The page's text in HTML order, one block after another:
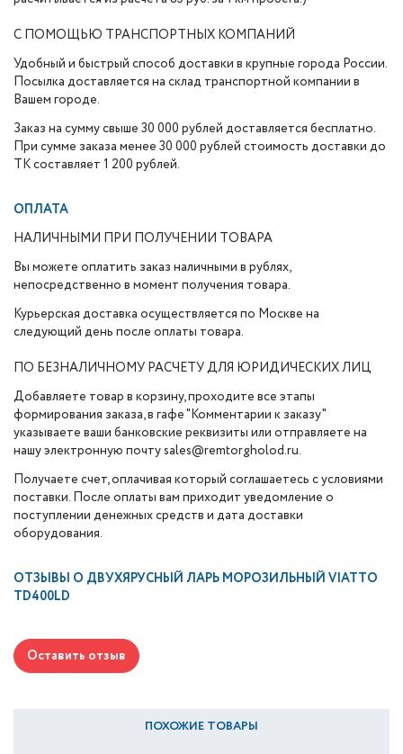
С ПОМОЩЬЮ ТРАНСПОРТНЫХ КОМПАНИЙ
Удобный и быстрый способ доставки в крупные города России.
Посылка доставляется на склад транспортной компании в
Вашем городе.
Заказ на сумму свыше 30 000 рублей доставляется бесплатно.
При сумме заказа менее 30 000 рублей стоимость доставки до
ТК составляет 1 200 рублей.
ОПЛАТА
НАЛИЧНЫМИ ПРИ ПОЛУЧЕНИИ ТОВАРА
Вы можете оплатить заказ наличными в рублях,
непосредственно в момент получения товара.
Курьерская доставка осуществляется по Москве на
следующий день после оплаты товара.
ПО БЕЗНАЛИЧНОМУ РАСЧЕТУ ДЛЯ ЮРИДИЧЕСКИХ ЛИЦ
Добавляете товар в корзину, проходите все этапы
формирования заказа, в гафе "Комментарии к заказу"
указываете ваши банковские реквизиты или отправляете на
нашу электронную почту sales@remtorgholod.ru.
Получаете счет, оплачивая который соглашаетесь с условиями
поставки. После оплаты вам приходит уведомление о
поступлении денежных средств и дата доставки
оборудования.
ОТЗЫВЫ О ДВУХЯРУСНЫЙ ЛАРЬ МОРОЗИЛЬНЫЙ VIATTO
TD400LD
Оставить отзыв
ПОХОЖИЕ ТОВАРЫ